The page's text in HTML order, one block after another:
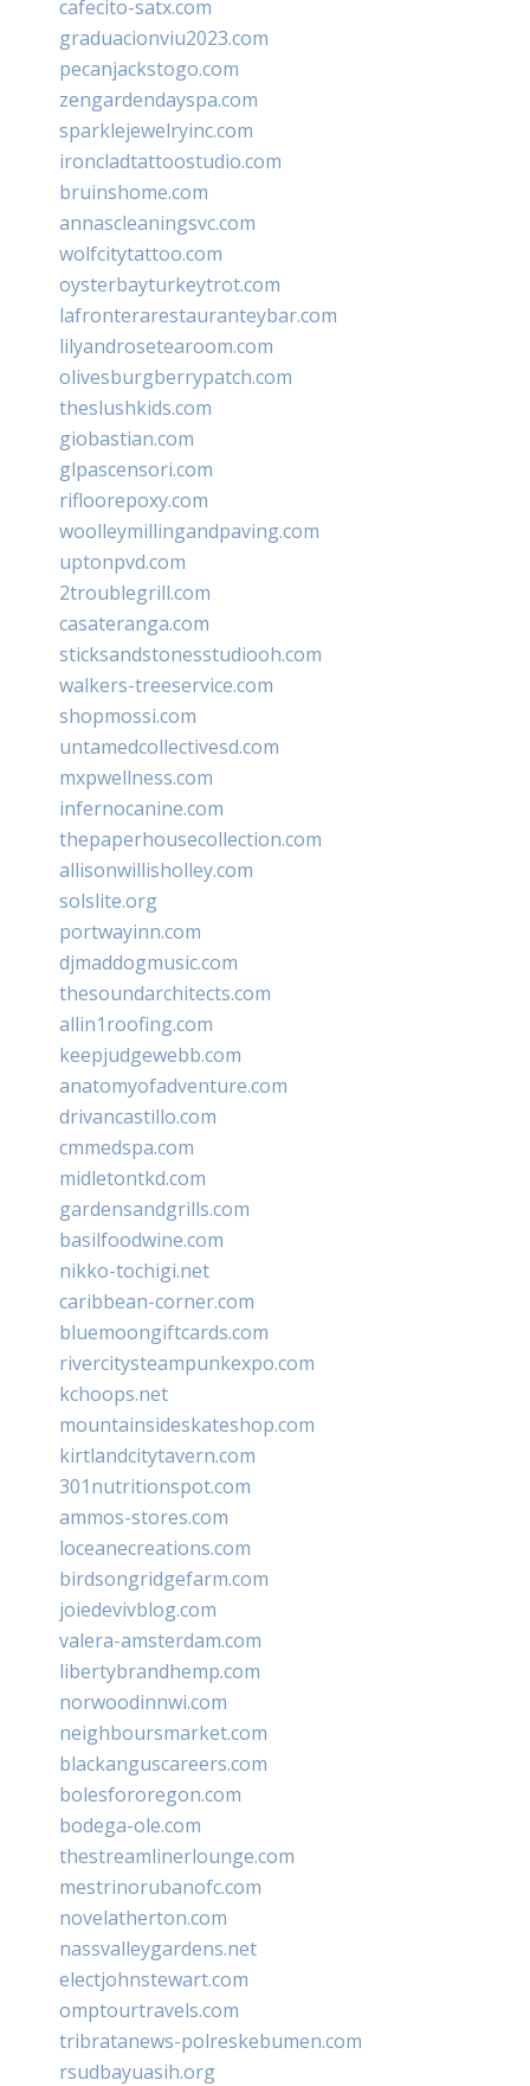
cafecito-satx.com
graduacionviu2023.com
pecanjackstogo.com
zengardendayspa.com
sparklejewelryinc.com
ironcladtattoostudio.com
bruinshome.com
annascleaningsvc.com
wolfcitytattoo.com
oysterbayturkeytrot.com
lafronterarestauranteybar.com
lilyandrosetearoom.com
olivesburgberrypatch.com
theslushkids.com
giobastian.com
glpascensori.com
rifloorepoxy.com
woolleymillingandpaving.com
uptonpvd.com
2troublegrill.com
casateranga.com
sticksandstonesstudiooh.com
walkers-treeservice.com
shopmossi.com
untamedcollectivesd.com
mxpwellness.com
infernocanine.com
thepaperhousecollection.com
allisonwillisholley.com
solslite.org
portwayinn.com
djmaddogmusic.com
thesoundarchitects.com
allin1roofing.com
keepjudgewebb.com
anatomyofadventure.com
drivancastillo.com
cmmedspa.com
midletontkd.com
gardensandgrills.com
basilfoodwine.com
nikko-tochigi.net
caribbean-corner.com
bluemoongiftcards.com
rivercitysteampunkexpo.com
kchoops.net
mountainsideskateshop.com
kirtlandcitytavern.com
301nutritionspot.com
ammos-stores.com
loceanecreations.com
birdsongridgefarm.com
joiedevivblog.com
valera-amsterdam.com
libertybrandhemp.com
norwoodinnwi.com
neighboursmarket.com
blackanguscareers.com
bolesfororegon.com
bodega-ole.com
thestreamlinerlounge.com
mestrinorubanofc.com
novelatherton.com
nassvalleygardens.net
electjohnstewart.com
omptourtravels.com
tribratanews-polreskebumen.com
rsudbayuasih.org